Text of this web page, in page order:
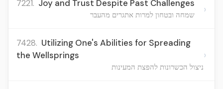
7221. Joy and Trust Despite Past Challenges
שמחה ובטחון למרות אתגרים מהעבר ›
7428. Utilizing One's Abilities for Spreading
the Wellsprings
ניצול הכשרונות להפצת המעינות
›